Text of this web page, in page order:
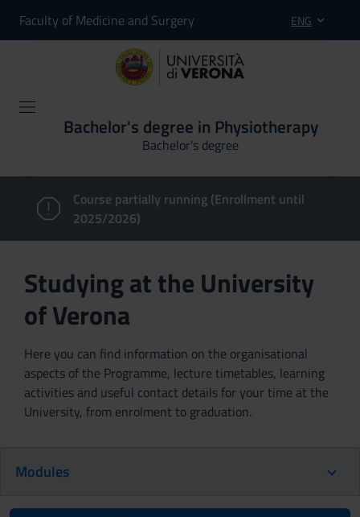
Faculty of Medicine and Surgery ENG
Bachelor's degree in Physiotherapy
Bachelor's degree
Course partially running (Enrollment until
2025/2026)
Studying at the University
of Verona
Here you can find information on the organisational
aspects of the Programme, lecture timetables, learning
activities and useful contact details for your time at the
University, from enrolment to graduation.
Modules